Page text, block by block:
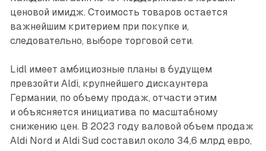
ценовой имидж. Стоимость товаров остается
важнейшим критерием при покупке и,
следовательно, выборе торговой сети.
Lidl имеет амбициозные планы в будущем
превзойти Aldi, крупнейшего дискаунтера
Германии, по объему продаж, отчасти этим
и объясняется инициатива по масштабному
снижению цен. В 2023 году валовой объем продаж
Aldi Nord и Aldi Sud составил около 34,6 млрд евро,